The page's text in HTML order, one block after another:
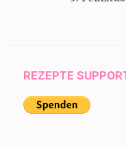
REZEPTE